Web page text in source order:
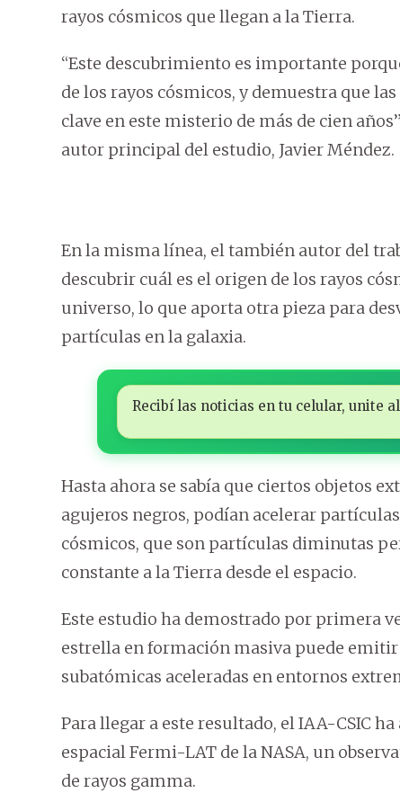
rayos cósmicos que llegan a la Tierra.
“Este descubrimiento es importante
de los rayos cósmicos, y demuestra que
clave en este misterio de más de cien
autor principal del estudio, Javier Méndez.
En la misma línea, el también autor del
descubrir cuál es el origen de los rayos
universo, lo que aporta otra pieza para
partículas en la galaxia.
Recibí las noticias en tu celular, unite
Hasta ahora se sabía que ciertos objetos
agujeros negros, podían acelerar
cósmicos, que son partículas diminutas
constante a la Tierra desde el espacio.
Este estudio ha demostrado por primera
estrella en formación masiva puede
subatómicas aceleradas en entornos
Para llegar a este resultado, el IAA-CSIC
espacial Fermi-LAT de la NASA, un
de rayos gamma.